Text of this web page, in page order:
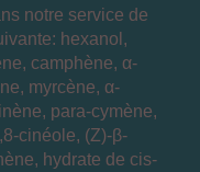
notre service de
hexanol,
ne, camphène, α-
ne, myrcène, α-
ène, para-cymène,
cinéole, (Z)-β-
ène, hydrate de cis-